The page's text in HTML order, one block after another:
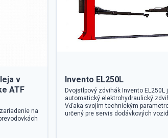
v
ATF
na
Invento EL250L
Dvojstĺpový zdvihák Invento EL250L
automatický elektrohydraulický
Vďaka svojim technickým
určený pre servis dodávkových